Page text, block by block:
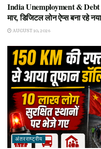
India Unemployment & Debt
मार, डिजिटल लोन ऐप्स बना रहे
AUGUST 10, 2026
अंतरराष्ट्रीय